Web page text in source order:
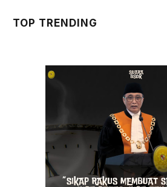
TOP TRENDING